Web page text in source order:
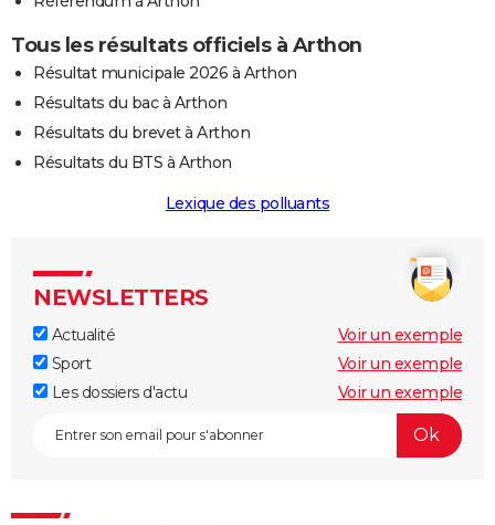
Tous les résultats officiels à Arthon
Résultat municipale 2026 à Arthon
Résultats du bac à Arthon
Résultats du brevet à Arthon
Résultats du BTS à Arthon
Lexique des polluants
NEWSLETTERS
Actualité
Voir un exemple
Sport
Voir un exemple
Les dossiers d'actu
Voir un exemple